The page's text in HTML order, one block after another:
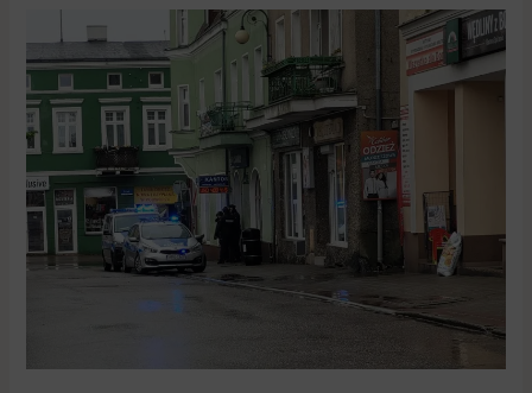
Chodzież:
napad
na
kantor.
Trwają
poszukiwania
sprawcy